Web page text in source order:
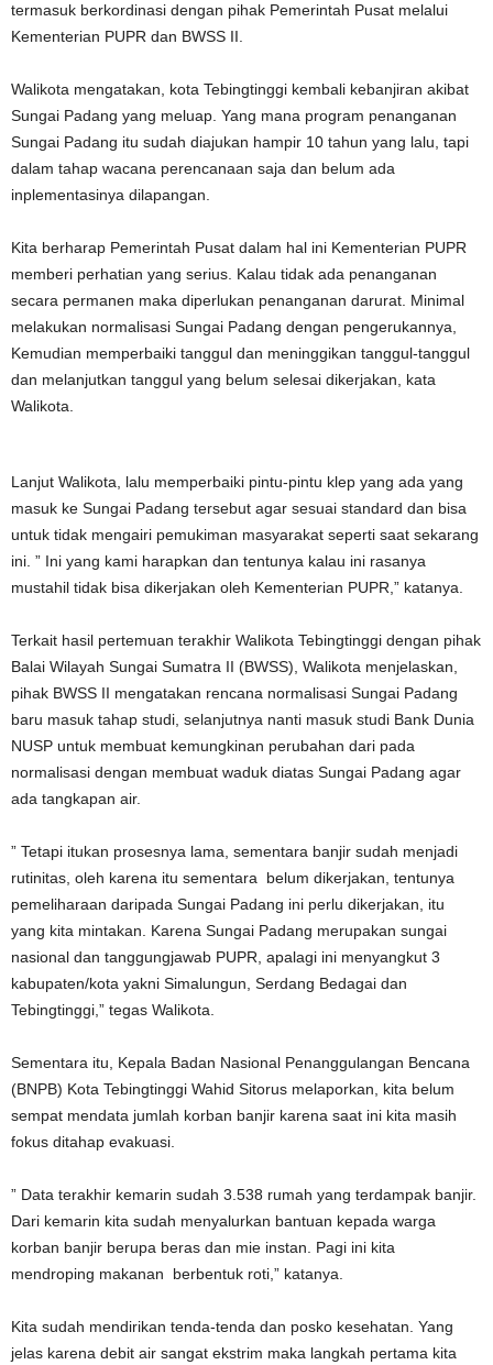
termasuk berkordinasi dengan pihak Pemerintah Pusat melalui
Kementerian PUPR dan BWSS II.
Walikota mengatakan, kota Tebingtinggi kembali kebanjiran akibat
Sungai Padang yang meluap. Yang mana program penanganan
Sungai Padang itu sudah diajukan hampir 10 tahun yang lalu, tapi
dalam tahap wacana perencanaan saja dan belum ada
inplementasinya dilapangan.
Kita berharap Pemerintah Pusat dalam hal ini Kementerian PUPR
memberi perhatian yang serius. Kalau tidak ada penanganan
secara permanen maka diperlukan penanganan darurat. Minimal
melakukan normalisasi Sungai Padang dengan pengerukannya,
Kemudian memperbaiki tanggul dan meninggikan tanggul-tanggul
dan melanjutkan tanggul yang belum selesai dikerjakan, kata
Walikota.
Lanjut Walikota, lalu memperbaiki pintu-pintu klep yang ada yang
masuk ke Sungai Padang tersebut agar sesuai standard dan bisa
untuk tidak mengairi pemukiman masyarakat seperti saat sekarang
ini. ” Ini yang kami harapkan dan tentunya kalau ini rasanya
mustahil tidak bisa dikerjakan oleh Kementerian PUPR,” katanya.
Terkait hasil pertemuan terakhir Walikota Tebingtinggi dengan pihak
Balai Wilayah Sungai Sumatra II (BWSS), Walikota menjelaskan,
pihak BWSS II mengatakan rencana normalisasi Sungai Padang
baru masuk tahap studi, selanjutnya nanti masuk studi Bank Dunia
NUSP untuk membuat kemungkinan perubahan dari pada
normalisasi dengan membuat waduk diatas Sungai Padang agar
ada tangkapan air.
” Tetapi itukan prosesnya lama, sementara banjir sudah menjadi
rutinitas, oleh karena itu sementara belum dikerjakan, tentunya
pemeliharaan daripada Sungai Padang ini perlu dikerjakan, itu
yang kita mintakan. Karena Sungai Padang merupakan sungai
nasional dan tanggungjawab PUPR, apalagi ini menyangkut 3
kabupaten/kota yakni Simalungun, Serdang Bedagai dan
Tebingtinggi,” tegas Walikota.
Sementara itu, Kepala Badan Nasional Penanggulangan Bencana
(BNPB) Kota Tebingtinggi Wahid Sitorus melaporkan, kita belum
sempat mendata jumlah korban banjir karena saat ini kita masih
fokus ditahap evakuasi.
” Data terakhir kemarin sudah 3.538 rumah yang terdampak banjir.
Dari kemarin kita sudah menyalurkan bantuan kepada warga
korban banjir berupa beras dan mie instan. Pagi ini kita
mendroping makanan berbentuk roti,” katanya.
Kita sudah mendirikan tenda-tenda dan posko kesehatan. Yang
jelas karena debit air sangat ekstrim maka langkah pertama kita